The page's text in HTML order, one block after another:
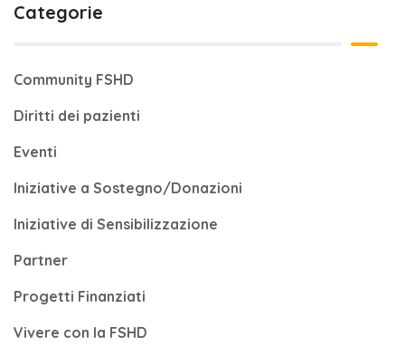
Categorie
Community FSHD
Diritti dei pazienti
Eventi
Iniziative a Sostegno/Donazioni
Iniziative di Sensibilizzazione
Partner
Progetti Finanziati
Vivere con la FSHD